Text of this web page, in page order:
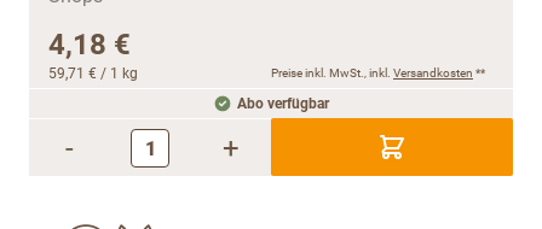
4,18 €
59,71 € / 1 kg Preise inkl. MwSt., inkl. Versandkosten **
Abo verfügbar
- +